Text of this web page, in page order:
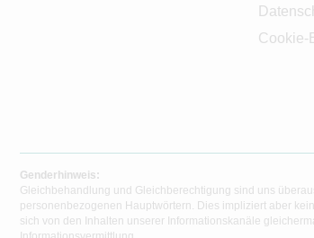
Cookie-
Genderhinweis:
Gleichbehandlung und Gleichberechtigung sind uns
personenbezogenen Hauptwörtern. Dies impliziert aber
sich von den Inhalten unserer Informationskanäle